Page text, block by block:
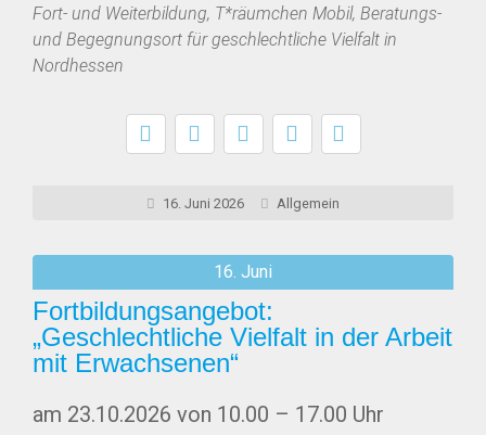
Fort- und Weiterbildung, T*räumchen Mobil, Beratungs-
und Begegnungsort für geschlechtliche Vielfalt in
Nordhessen
16. Juni 2026 Allgemein
16. Juni
Fortbildungsangebot:
„Geschlechtliche Vielfalt in der Arbeit
mit Erwachsenen“
am 23.10.2026 von 10.00 – 17.00 Uhr